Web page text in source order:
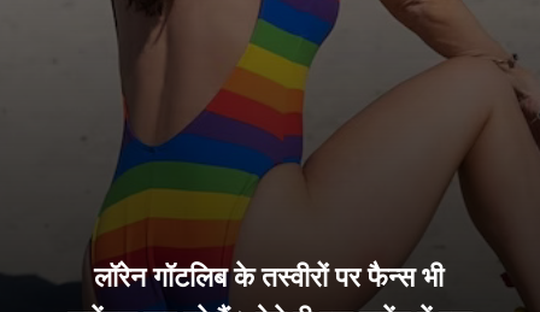
लॉरेन गॉटलिब के तस्वीरों पर फैन्स भी